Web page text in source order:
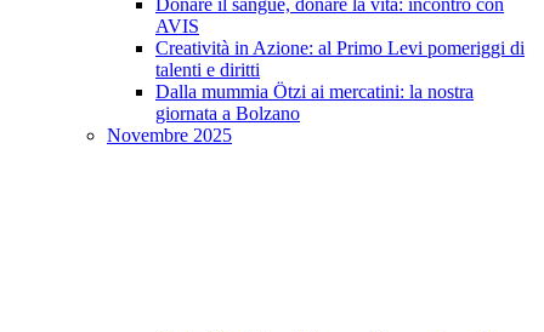
Donare il sangue, donare la vita: incontro con
AVIS
Creatività in Azione: al Primo Levi pomeriggi di
talenti e diritti
Dalla mummia Ötzi ai mercatini: la nostra
giornata a Bolzano
Novembre 2025